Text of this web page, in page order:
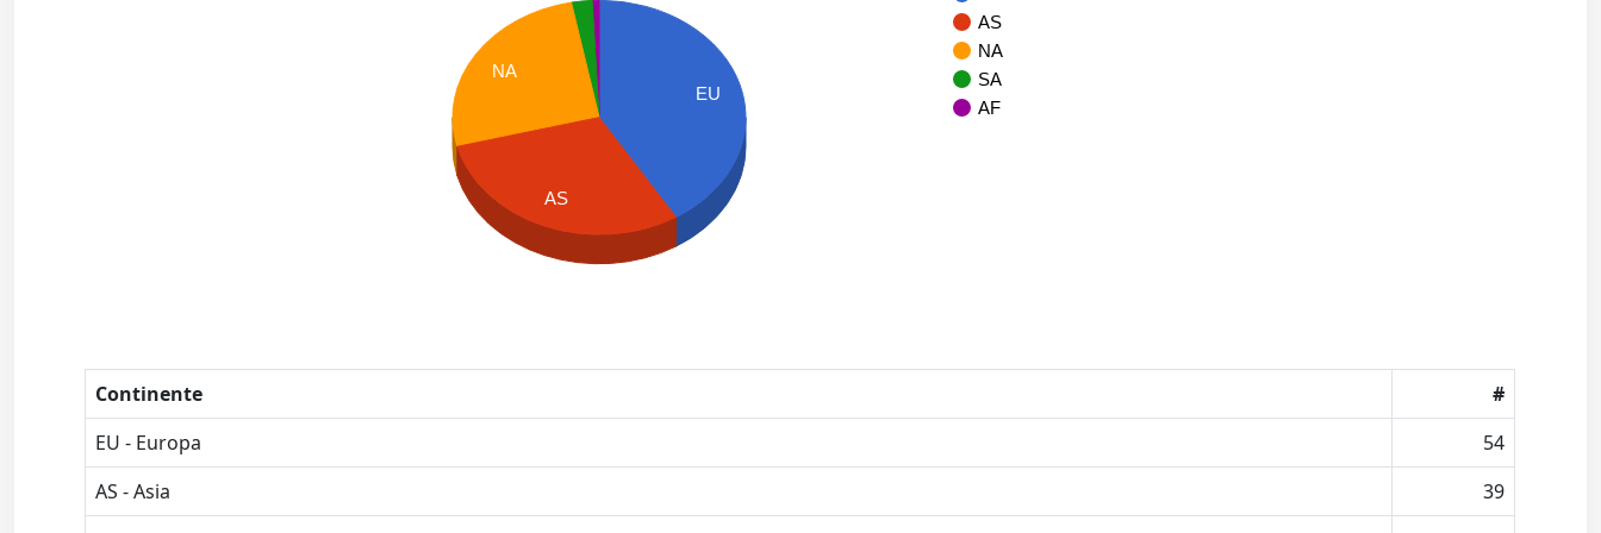
AS
NA
SA
AF
EU
NA
AS
Continente
#
EU - Europa
54
AS - Asia
39